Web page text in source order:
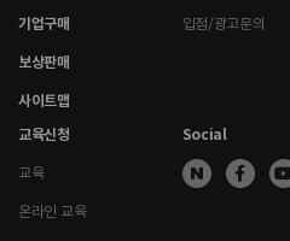
기업구매
보상판매
사이트맵
입점/광고문의
교육신청
교육
온라인 교육
Social